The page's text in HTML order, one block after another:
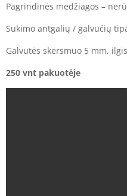
Pagrindinės medžiagos –
Sukimo antgalių / galvučių
Galvutės skersmuo 5 mm,
250 vnt pakuotėje